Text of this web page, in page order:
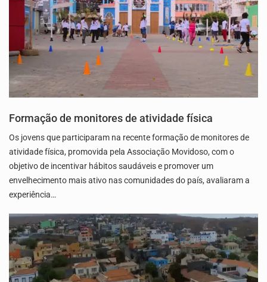
Formação de monitores de atividade física
Os jovens que participaram na recente formação de monitores de
atividade física, promovida pela Associação Movidoso, com o
objetivo de incentivar hábitos saudáveis e promover um
envelhecimento mais ativo nas comunidades do país, avaliaram a
experiência…